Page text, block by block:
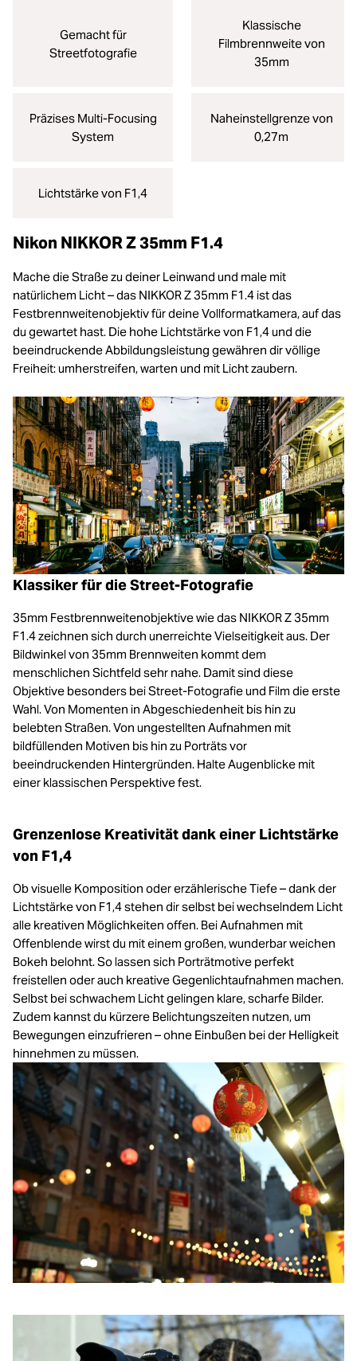
Gemacht für
Streetfotografie
Klassische
Filmbrennweite von
35mm
Präzises Multi-Focusing
System
Naheinstellgrenze von
0,27m
Lichtstärke von F1,4
Nikon NIKKOR Z 35mm F1.4
Mache die Straße zu deiner Leinwand und male mit
natürlichem Licht – das NIKKOR Z 35mm F1.4 ist das
Festbrennweitenobjektiv für deine Vollformatkamera, auf das
du gewartet hast. Die hohe Lichtstärke von F1,4 und die
beeindruckende Abbildungsleistung gewähren dir völlige
Freiheit: umherstreifen, warten und mit Licht zaubern.
Klassiker für die Street-Fotografie
35mm Festbrennweitenobjektive wie das NIKKOR Z 35mm
F1.4 zeichnen sich durch unerreichte Vielseitigkeit aus. Der
Bildwinkel von 35mm Brennweiten kommt dem
menschlichen Sichtfeld sehr nahe. Damit sind diese
Objektive besonders bei Street-Fotografie und Film die erste
Wahl. Von Momenten in Abgeschiedenheit bis hin zu
belebten Straßen. Von ungestellten Aufnahmen mit
bildfüllenden Motiven bis hin zu Porträts vor
beeindruckenden Hintergründen. Halte Augenblicke mit
einer klassischen Perspektive fest.
Grenzenlose Kreativität dank einer Lichtstärke
von F1,4
Ob visuelle Komposition oder erzählerische Tiefe – dank der
Lichtstärke von F1,4 stehen dir selbst bei wechselndem Licht
alle kreativen Möglichkeiten offen. Bei Aufnahmen mit
Offenblende wirst du mit einem großen, wunderbar weichen
Bokeh belohnt. So lassen sich Porträtmotive perfekt
freistellen oder auch kreative Gegenlichtaufnahmen machen.
Selbst bei schwachem Licht gelingen klare, scharfe Bilder.
Zudem kannst du kürzere Belichtungszeiten nutzen, um
Bewegungen einzufrieren – ohne Einbußen bei der Helligkeit
hinnehmen zu müssen.